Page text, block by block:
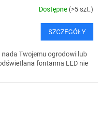
Dostępne (>5 szt.)
SZCZEGÓŁY
Twojemu ogrodowi lub
fontanna LED nie